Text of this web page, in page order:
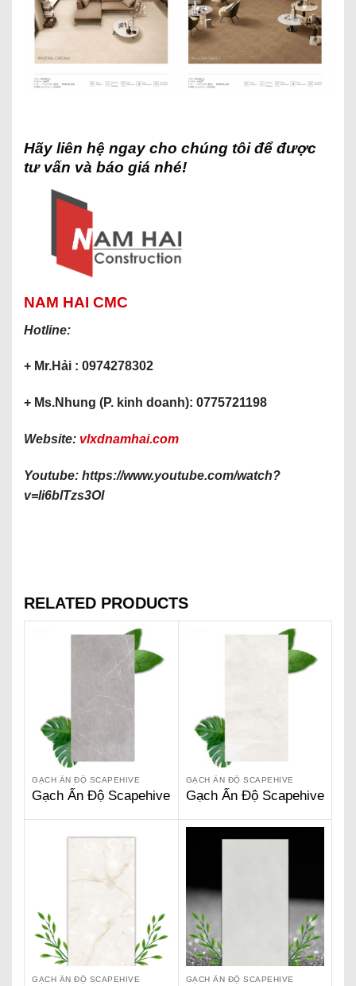
Hãy liên hệ ngay cho chúng tôi để được
tư vấn và báo giá nhé!
NAM HAI CMC
Hotline:
+ Mr.Hải : 0974278302
+ Ms.Nhung (P. kinh doanh): 0775721198
Website: vlxdnamhai.com
Youtube: https://www.youtube.com/watch?
v=li6blTzs3OI
RELATED PRODUCTS
GẠCH ẤN ĐỘ SCAPEHIVE
Gạch Ấn Độ Scapehive
GẠCH ẤN ĐỘ SCAPEHIVE
Gạch Ấn Độ Scapehive
Barcelona Bianco SG
GẠCH ẤN ĐỘ SCAPEHIVE GẠCH ẤN ĐỘ SCAPEHIVE